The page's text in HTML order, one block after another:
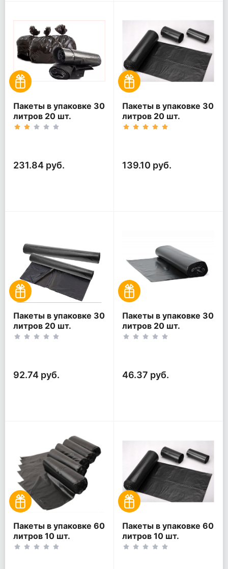
Пакеты в упаковке 30
литров 20 шт.
(20шт*5рул)
231.84 руб.
Пакеты в упаковке 30
литров 20 шт.
(20шт*3рул)
139.10 руб.
Пакеты в упаковке 30
литров 20 шт.
(20шт*2рул)
92.74 руб.
Пакеты в упаковке 30
литров 20 шт.
(20шт*1рул)
46.37 руб.
Пакеты в упаковке 60
литров 10 шт.
(10шт*5рул)
Пакеты в упаковке 60
литров 10 шт.
(10шт*3рул)